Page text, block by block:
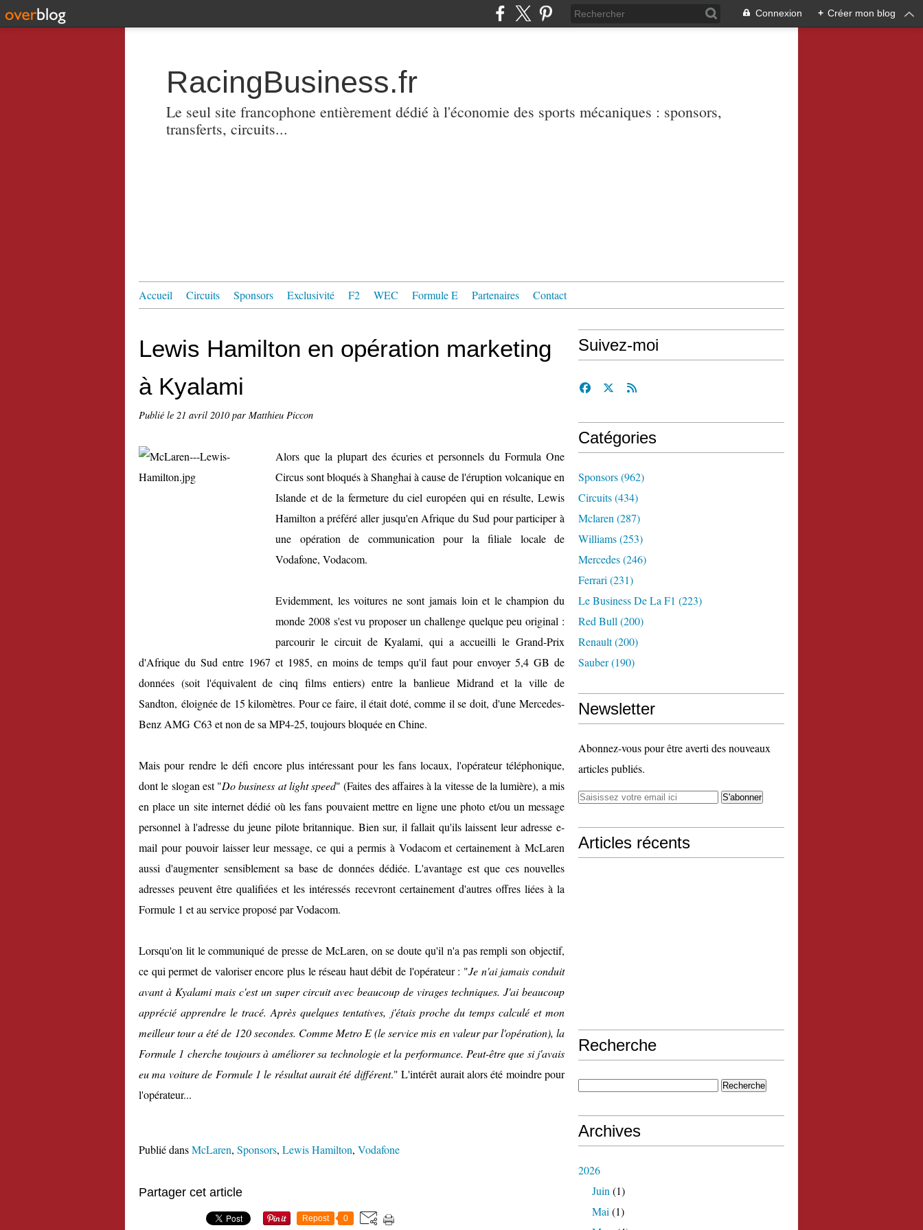
Connexion + Créer mon blog
RacingBusiness.fr
Le seul site francophone entièrement dédié à l'économie des sports mécaniques : sponsors,
transferts, circuits...
Accueil Circuits Sponsors Exclusivité F2 WEC Formule E Partenaires Contact
Lewis Hamilton en opération marketing
à Kyalami
Publié le 21 avril 2010par Matthieu Piccon
Alors que la plupart des écuries et personnels du Formula One
Circus sont bloqués à Shanghai à cause de l'éruption volcanique en
Islande et de la fermeture du ciel européen qui en résulte, Lewis
Hamilton a préféré aller jusqu'en Afrique du Sud pour participer à
une opération de communication pour la filiale locale de
Vodafone, Vodacom.
Evidemment, les voitures ne sont jamais loin et le champion du
monde 2008 s'est vu proposer un challenge quelque peu original :
parcourir le circuit de Kyalami, qui a accueilli le Grand-Prix
d'Afrique du Sud entre 1967 et 1985, en moins de temps qu'il faut pour envoyer 5,4 GB de
données (soit l'équivalent de cinq films entiers) entre la banlieue Midrand et la ville de
Sandton, éloignée de 15 kilomètres. Pour ce faire, il était doté, comme il se doit, d'une Mercedes-
Benz AMG C63 et non de sa MP4-25, toujours bloquée en Chine.
Mais pour rendre le défi encore plus intéressant pour les fans locaux, l'opérateur téléphonique,
dont le slogan est "Do business at light speed" (Faites des affaires à la vitesse de la lumière), a mis
en place un site internet dédiéoù les fans pouvaient mettre en ligne une photo et/ou un message
personnel à l'adresse du jeune pilote britannique. Bien sur, il fallait qu'ils laissent leur adresse e-
mail pour pouvoir laisser leur message, ce qui a permis à Vodacom et certainement à McLaren
aussi d'augmenter sensiblement sa base de données dédiée. L'avantage est que ces nouvelles
adresses peuvent être qualifiées et les intéressés recevront certainement d'autres offres liées à la
Formule 1 et au service proposé par Vodacom.
Lorsqu'on lit le communiqué de presse de McLaren, on se doute qu'il n'a pas rempli son objectif,
ce qui permet de valoriser encore plus le réseau haut débit de l'opérateur : "Je n'ai jamais conduit
avant à Kyalami mais c'est un super circuit avec beaucoup de virages techniques. J'ai beaucoup
apprécié apprendre le tracé. Après quelques tentatives, j'étais proche du temps calculé et mon
meilleur tour a été de 120 secondes. Comme Metro E (le service mis en valeur par l'opération), la
Formule 1 cherche toujours à améliorer sa technologie et la performance. Peut-être que si j'avais
eu ma voiture de Formule 1 le résultat aurait été différent." L'intérêt aurait alors été moindre pour
l'opérateur...
Publié dansMcLaren, Sponsors, Lewis Hamilton, Vodafone
Partager cet article
Repost 0
Suivez-moi
Catégories
Sponsors(962)
Circuits(434)
Mclaren (287)
Williams(253)
Mercedes(246)
Ferrari (231)
Le Business De La F1 (223)
Red Bull (200)
Renault(200)
Sauber(190)
Newsletter
Abonnez-vous pour être averti des nouveaux
articles publiés.
Articles récents
Recherche
Archives
2026
Juin (1)
Mai (1)